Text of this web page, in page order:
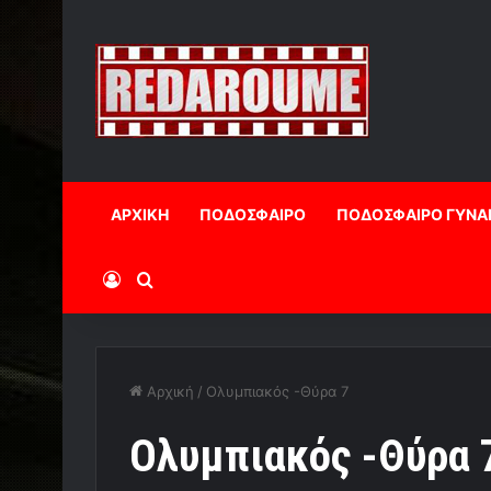
ΑΡΧΙΚΗ ΠΟΔΟΣΦΑΙΡΟ ΠΟΔΟΣΦΑΙΡΟ
Log InΑναζήτηση
Αρχική / Ολυμπιακός -Θύρα 7
Ολυμπιακός -Θύρα